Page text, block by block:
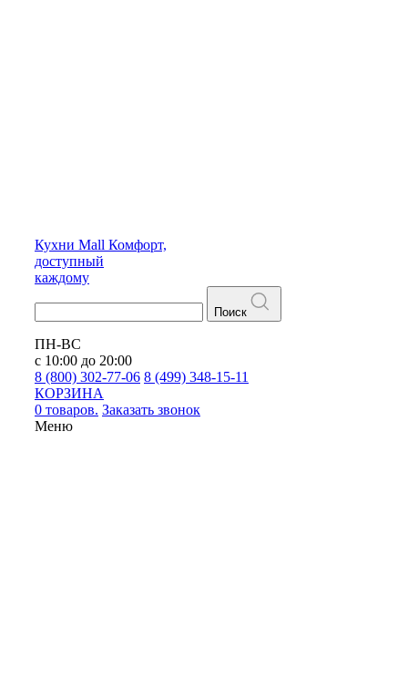
Кухни Mall Комфорт,
доступный
каждому
Поиск
ПН-ВС
с 10:00 до 20:00
8 (800) 302-77-06 8 (499) 348-15-11
КОРЗИНА
0 товаров. Заказать звонок
Меню